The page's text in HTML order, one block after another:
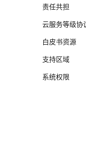
责任共担
云服务等级协
白皮书资源
支持区域
系统权限